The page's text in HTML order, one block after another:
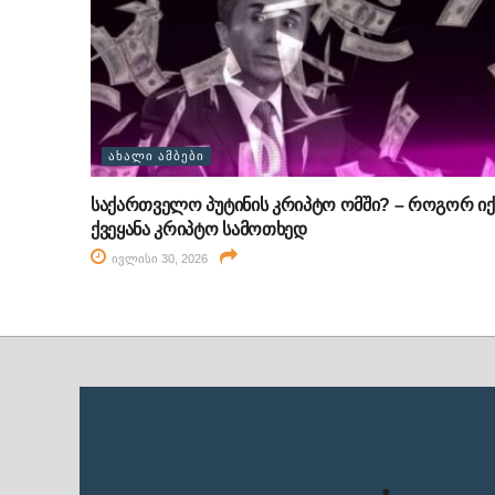
ᲐᲮᲐᲚᲘ ᲐᲛᲑᲔᲑᲘ
საქართველო პუტინის კრიპტო ომში? – როგორ
ქვეყანა კრიპტო სამოთხედ
ივლისი 30, 2026